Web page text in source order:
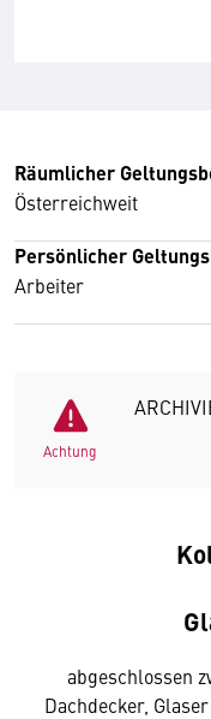
Räumlicher
Österreichweit
Persönlicher
Arbeiter
Achtung
abgeschlossen
Dachdecker,